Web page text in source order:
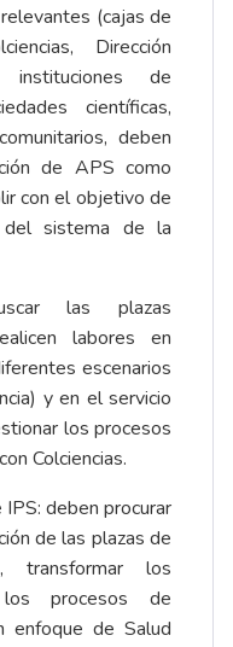
(cajas de
Dirección
instituciones de
científicas,
deben
de APS como
con el objetivo de
del sistema de la
las plazas
labores en
escenarios
y en el servicio
los procesos
Colciencias.
deben procurar
de las plazas de
transformar los
procesos de
enfoque de Salud